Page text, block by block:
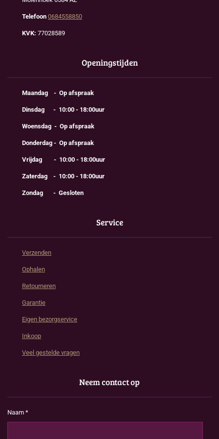
Telefoon 0684558850
KVK: 77028589
Openingstijden
Maandag - Op afspraak
Dinsdag - 10:00 - 18:00uur
Woensdag - Op afspraak
Donderdag - Op afspraak
Vrijdag - 10:00 - 18:00uur
Zaterdag - 10:00 - 18:00uur
Zondag - Gesloten
Service
Verzenden
Ophalen
Retourneren
Garantie
Eigen bezorgservice
Inkoop
Veel gestelde vragen
Neem contact op
Naam *